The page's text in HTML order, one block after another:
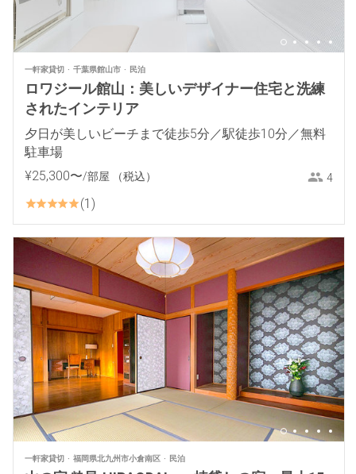
一軒家貸切 千葉県館山市 民泊
ロワジール館山：美しいデザイナー住宅と洗練
されたインテリア
夕日が美しいビーチまで徒歩5分／駅徒歩10分／無料
駐車場
¥25,300〜/部屋 （税込） 4
1
一軒家貸切 福岡県北九州市小倉南区 民泊